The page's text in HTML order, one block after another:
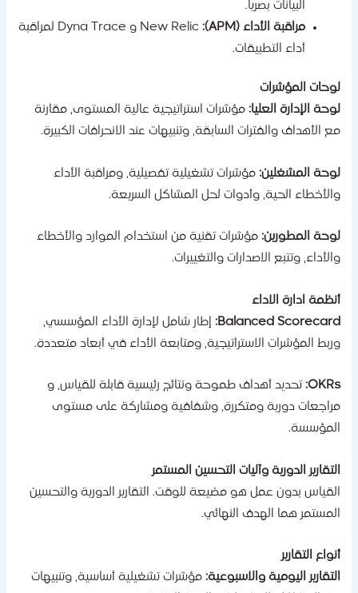
البيانات بصريا.
مراقبة الأداء (APM):
New Relic و Dyna Trace لمراقبة
أداء التطبيقات.
المؤشرات
الإدارة العليا:مؤشرات استراتيجية عالية المستوى، مقارنة
الأهداف والفترات السابقة، وتنبيهات عند الانحرافات الكبيرة.
المشغلين:مؤشرات تشغيلية تفصيلية، ومراقبة الأداء
الحية، وأدوات لحل المشاكل السريعة.
المطورين:مؤشرات تقنية من استخدام الموارد والأخطاء
وتتبع الاصدارات والتغييرات.
ادارة الاداء
Balanced إطار شامل لإدارة الأداء المؤسسي،
المؤشرات الاستراتيجية، ومتابعة الأداء في أبعاد متعددة.
تحديد أهداف طموحة ونتائج رئيسية قابلة للقياس، و
دورية ومتكررة، وشفافية ومشاركة على مستوى
الدورية وآليات التحسين المستمر
بدون عمل هو مضيعة للوقت. التقارير الدورية والتحسين
هما الهدف النهائي.
التقارير
اليومية والاسبوعية:مؤشرات تشغيلية أساسية، وتنبيهات